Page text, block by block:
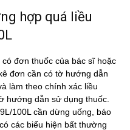
hợp quá liều
đơn thuốc của bác sĩ hoặc
đơn cần có tờ hướng dẫn
làm theo chính xác liều
hướng dẫn sử dụng thuốc.
100L cần dừng uống, báo
các biểu hiện bất thường